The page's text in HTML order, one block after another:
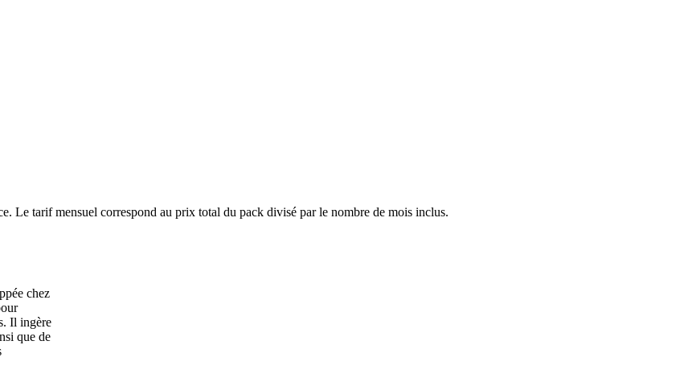
Le tarif mensuel correspond au prix total du pack divisé par le nombre de mois inclus.
chez
Il ingère
que de